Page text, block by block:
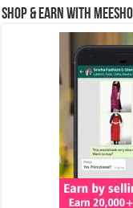
Shop & Earn with Meesho